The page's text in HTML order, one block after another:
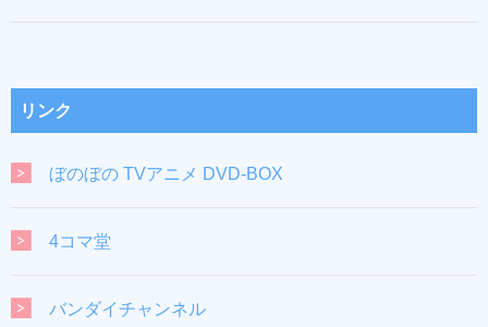
リンク
ぼのぼの TVアニメ DVD-BOX
4コマ堂
バンダイチャンネル